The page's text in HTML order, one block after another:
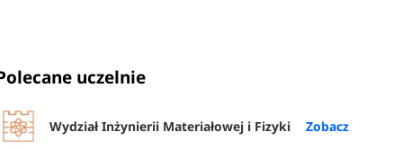
uczelnie
Wydział Inżynierii Materiałowej i Fizyki